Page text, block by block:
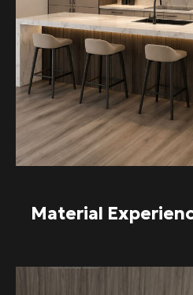
Material